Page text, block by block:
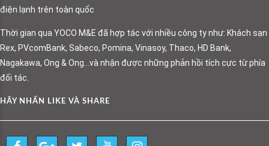
điện lạnh trên toàn quốc
Thời gian qua YOCO M&E đã hợp tác với nhiều công ty như: Khách sạn
Rex, PVcomBank, Sabeco, Pomina, Vinasoy, Thaco, HD Bank,
Nagakawa, Ong & Ong…và nhận được những phản hồi tích cực từ phía
đối tác.
HÃY NHẤN LIKE VÀ SHARE